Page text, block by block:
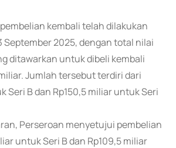
kembali telah dilakukan
September 2025, dengan total nilai
ditawarkan untuk dibeli kembali
Jumlah tersebut terdiri dari
Seri B dan Rp150,5 miliar untuk Seri
Perseroan menyetujui pembelian
untuk Seri B dan Rp109,5 miliar